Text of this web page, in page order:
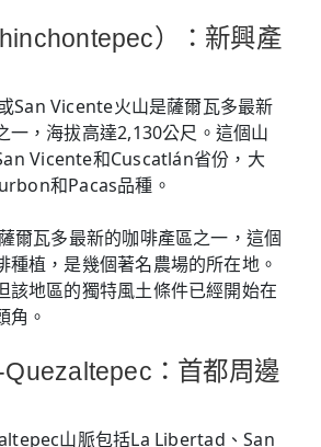
）：新興產
San Vicente火山是薩爾瓦多最新
一，海拔高達2,130公尺。這個山
Vicente和Cuscatlán省份，大
和Pacas品種。
爾瓦多最新的咖啡產區之一，這個
種植，是幾個著名農場的所在地。
該地區的獨特風土條件已經開始在
角。
：首都周邊
山脈包括La Libertad、San